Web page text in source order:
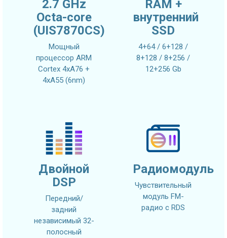
2.7 GHz
Octa-core
(UIS7870CS)
Мощный
процессор ARM
Cortex 4xA76 +
4xA55 (6nm)
RAM +
внутренний
SSD
4+64 / 6+128 /
8+128 / 8+256 /
12+256 Gb
Двойной
DSP
Передний/
задний
независимый 32-
полосный
Радиомодуль
Чувствительный
модуль FM-
радио с RDS